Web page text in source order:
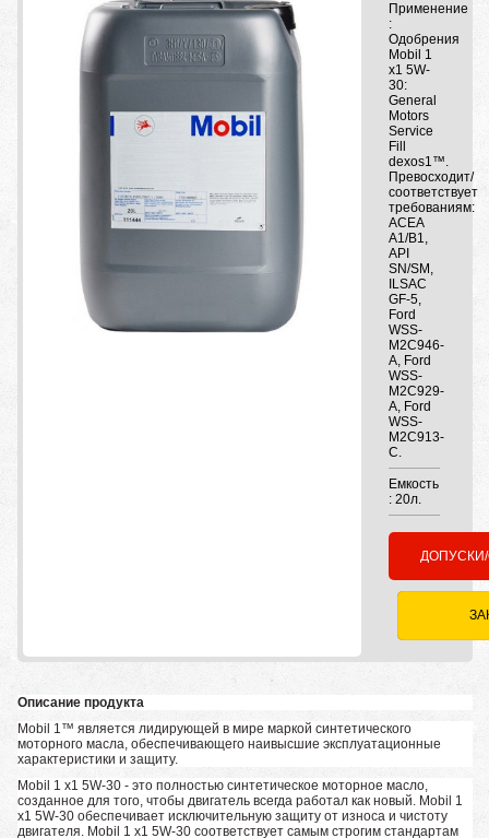
Применение
:
Одобрения
Mobil 1
x1 5W-
30:
General
Motors
Service
Fill
dexos1™.
Превосходит/
соответствует
требованиям:
ACEA
A1/B1,
API
SN/SM,
ILSAC
GF-5,
Ford
WSS-
M2C946-
A, Ford
WSS-
M2C929-
A, Ford
WSS-
M2C913-
C.
Емкость
: 20л.
Описание продукта
Mobil 1™ является лидирующей в мире маркой синтетического
моторного масла, обеспечивающего наивысшие эксплуатационные
характеристики и защиту.
Mobil 1 x1 5W-30 - это полностью синтетическое моторное масло,
созданное для того, чтобы двигатель всегда работал как новый. Mobil 1
x1 5W-30 обеспечивает исключительную защиту от износа и чистоту
двигателя. Mobil 1 x1 5W-30 соответствует самым строгим стандартам